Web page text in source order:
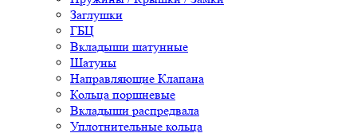
Заглушки
ГБЦ
Вкладыши шатунные
Шатуны
Направляющие Клапана
Кольца поршневые
Вкладыши распредвала
Уплотнительные кольца